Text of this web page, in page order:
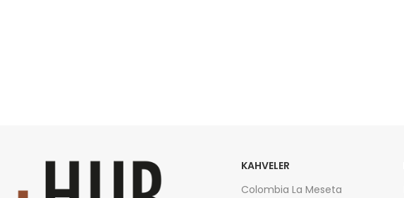
KAHVELER
Colombia La Meseta